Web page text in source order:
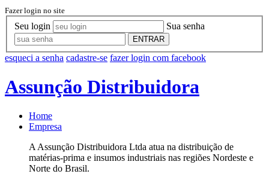
Fazer login no site
Seu login Sua senha
ENTRAR
esqueci a senha cadastre-se fazer login com facebook
Assunção Distribuidora
Home
Empresa
A Assunção Distribuidora Ltda atua na distribuição de
matérias-prima e insumos industriais nas regiões Nordeste e
Norte do Brasil.